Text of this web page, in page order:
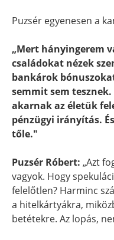
Puzsér egyenesen a
„Mert hányingerem
családokat nézek
bankárok
semmit sem
akarnak az életük
pénzügyi irányítás.
tőle."
Puzsér Róbert: „Azt
vagyok. Hogy
felelőtlen? Harminc
a hitelkártyákra,
betétekre. Az lopás,